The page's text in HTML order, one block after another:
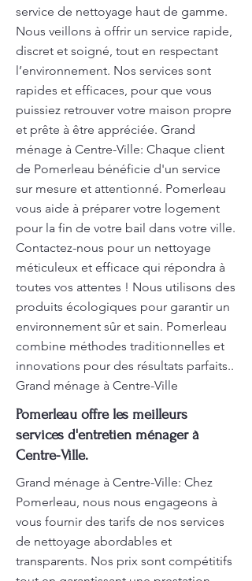
service de nettoyage haut de gamme.
Nous veillons à offrir un service rapide,
discret et soigné, tout en respectant
l’environnement. Nos services sont
rapides et efficaces, pour que vous
puissiez retrouver votre maison propre
et prête à être appréciée. Grand
ménage à Centre-Ville: Chaque client
de Pomerleau bénéficie d'un service
sur mesure et attentionné. Pomerleau
vous aide à préparer votre logement
pour la fin de votre bail dans votre ville.
Contactez-nous pour un nettoyage
méticuleux et efficace qui répondra à
toutes vos attentes ! Nous utilisons des
produits écologiques pour garantir un
environnement sûr et sain. Pomerleau
combine méthodes traditionnelles et
innovations pour des résultats parfaits..
Grand ménage à Centre-Ville
Pomerleau offre les meilleurs
services d'entretien ménager à
Centre-Ville.
Grand ménage à Centre-Ville: Chez
Pomerleau, nous nous engageons à
vous fournir des tarifs de nos services
de nettoyage abordables et
transparents. Nos prix sont compétitifs